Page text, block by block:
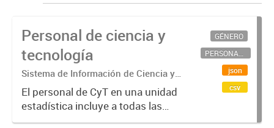
Personal de ciencia y
tecnología
Sistema de Información de Ciencia y
Tecnología Argentino (SICYTAR)
El personal de CyT en una unidad
estadística incluye a todas las
personas involucradas
GÉNERO
PERSONAL CIENTÍFICO-TECNOLÓGICO
json
csv